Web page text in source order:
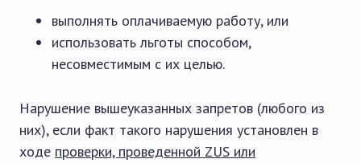
выполнять оплачиваемую работу, или
использовать льготы способом,
несовместимым с их целью.
Нарушение вышеуказанных запретов (любого из
них), если факт такого нарушения установлен в
ходе проверки, проведенной ZUS или